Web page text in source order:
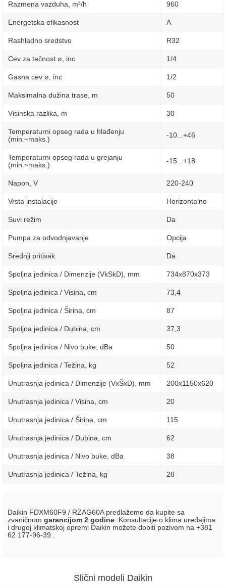
Razmena vazduha, m³/h 960
Energetska efikasnost A
Rashladno sredstvo R32
Cev za tečnost ø, inc 1/4
Gasna cev ø, inc 1/2
Maksimalna dužina trase, m 50
Visinska razlika, m 30
Temperaturni opseg rada u hlađenju
(min.~maks.)
-10...+46
Temperaturni opseg rada u grejanju
(min.~maks.)
-15...+18
Napon, V 220-240
Vrsta instalacije Horizontalno
Suvi režim Da
Pumpa za odvodnjavanje Opcija
Srednji pritisak Da
Spoljna jedinica / Dimenzije (VkSkD), mm 734x870x373
Spoljna jedinica / Visina, сm 73,4
Spoljna jedinica / Širina, сm 87
Spoljna jedinica / Dubina, сm 37,3
Spoljna jedinica / Nivo buke, dBa 50
Spoljna jedinica / Težina, kg 52
Unutrasnja jedinica / Dimenzije (VxŠxD), mm 200x1150x620
Unutrasnja jedinica / Visina, сm 20
Unutrasnja jedinica / Širina, сm 115
Unutrasnja jedinica / Dubina, сm 62
Unutrasnja jedinica / Nivo buke, dBa 38
Unutrasnja jedinica / Težina, kg 28
Daikin FDXM60F9 / RZAG60A predlažemo da kupite sa
zvaničnom garancijom 2 godine . Konsultacije o klima uređajima
i drugoj klimatskoj opremi Daikin možete dobiti pozivom na +381
62 177-96-39 .
Slični modeli Daikin